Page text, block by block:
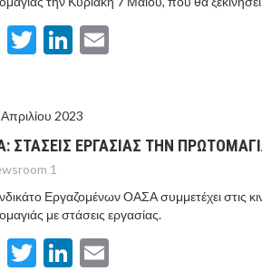
Facebook
TwitterLinkedIn
2023
ΣΤΑΣΕΙΣ ΕΡΓΑΣΙΑΣ ΤΗΝ
1
Εργαζομένων ΟΑΣΑ συμμετέχει στις
με στάσεις εργασίας.
Facebook
TwitterLinkedIn